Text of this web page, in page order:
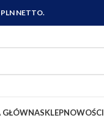
NETTO.
GŁÓWNASKLEPNOWOŚCI